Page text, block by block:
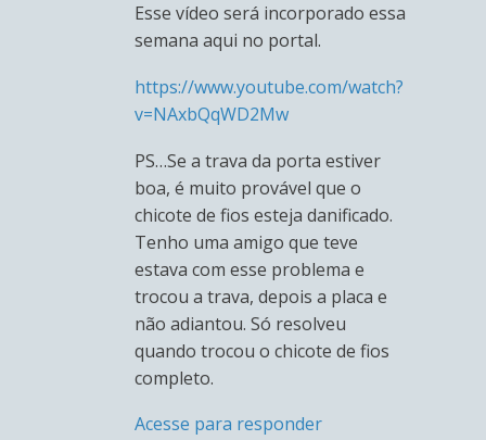
Esse vídeo será incorporado essa
semana aqui no portal.
https://www.youtube.com/watch?
v=NAxbQqWD2Mw
PS…Se a trava da porta estiver
boa, é muito provável que o
chicote de fios esteja danificado.
Tenho uma amigo que teve
estava com esse problema e
trocou a trava, depois a placa e
não adiantou. Só resolveu
quando trocou o chicote de fios
completo.
Acesse para responder